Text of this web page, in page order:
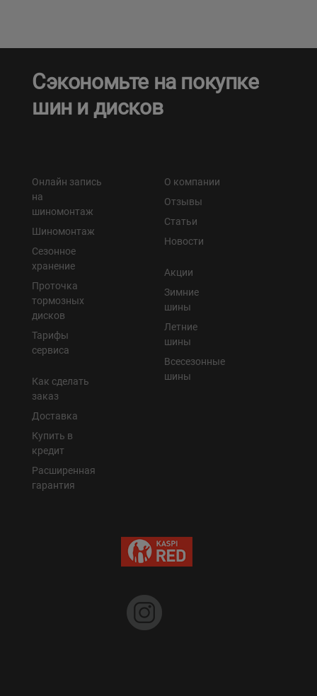
Сэкономьте на покупке
шин и дисков
Онлайн запись
на
шиномонтаж
Шиномонтаж
Сезонное
хранение
Проточка
тормозных
дисков
Тарифы
сервиса
Как сделать
заказ
Доставка
Купить в
кредит
Расширенная
гарантия
О компании
Отзывы
Статьи
Новости
Акции
Зимние
шины
Летние
шины
Всесезонные
шины